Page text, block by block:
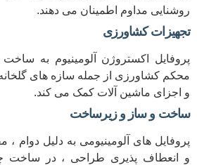
روشنایی مداوم اطمینان می دهند.
تجهیزات کشاورزی
پروفایل اکستروژن آلومینیوم به
محکم کشاورزی از جمله سازه های
و اجزای ماشین آلات کمک می کند.
ساخت و ساز و زیرساخت
پروفایل های آلومینیومی به دلیل دوام
و انعطاف پذیری طراحی ، در ساخت